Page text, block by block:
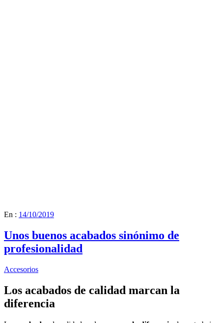
En : 14/10/2019
Unos buenos acabados sinónimo de
profesionalidad
Accesorios
Los acabados de calidad marcan la
diferencia